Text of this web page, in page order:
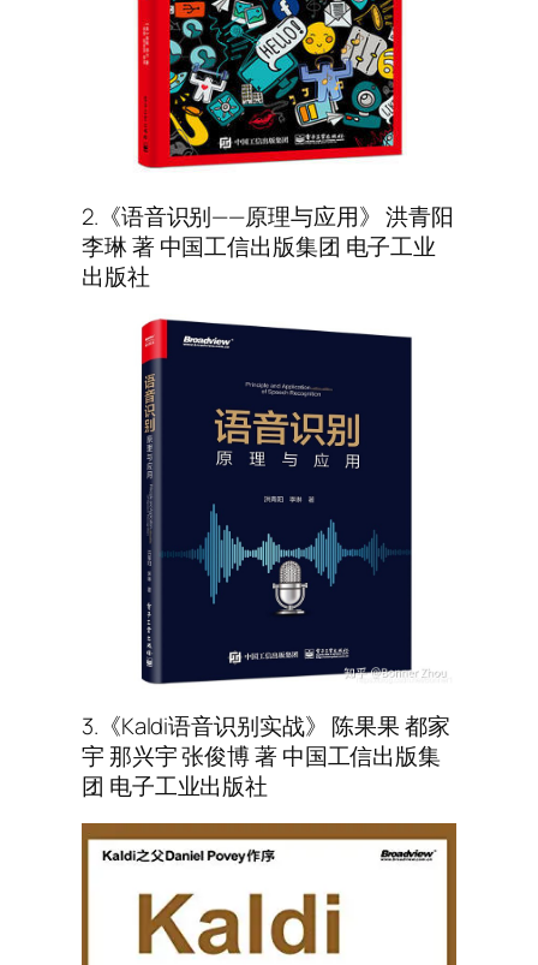
2.《语音识别——原理与应用》 洪青阳
李琳 著 中国工信出版集团 电子工业
出版社
3.《Kaldi语音识别实战》 陈果果 都家
宇 那兴宇 张俊博 著 中国工信出版集
团 电子工业出版社